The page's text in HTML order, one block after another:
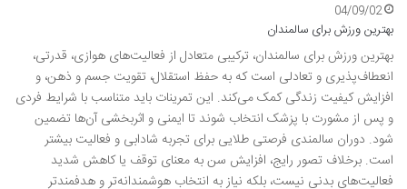
04/09/02
بهترین ورزش برای سالمندان
بهترین ورزش برای سالمندان، ترکیبی متعادل از فعالیت‌های هوازی، قدرتی،
انعطاف‌پذیری و تعادلی است که به حفظ استقلال، تقویت جسم و ذهن، و
افزایش کیفیت زندگی کمک می‌کند. این تمرینات باید متناسب با شرایط فردی
و پس از مشورت با پزشک انتخاب شوند تا ایمنی و اثربخشی آن‌ها تضمین
شود. دوران سالمندی فرصتی طلایی برای تجربه شادابی و فعالیت بیشتر
است. برخلاف تصور رایج، افزایش سن به معنای توقف یا کاهش شدید
فعالیت‌های بدنی نیست، بلکه نیاز به انتخاب هوشمندانه‌تر و هدفمندتر